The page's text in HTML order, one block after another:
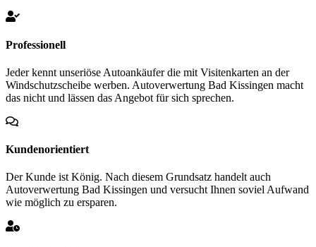
Professionell
Jeder kennt unseriöse Autoankäufer die mit Visitenkarten an der
Windschutzscheibe werben. Autoverwertung Bad Kissingen macht
das nicht und lässen das Angebot für sich sprechen.
Kundenorientiert
Der Kunde ist König. Nach diesem Grundsatz handelt auch
Autoverwertung Bad Kissingen und versucht Ihnen soviel Aufwand
wie möglich zu ersparen.